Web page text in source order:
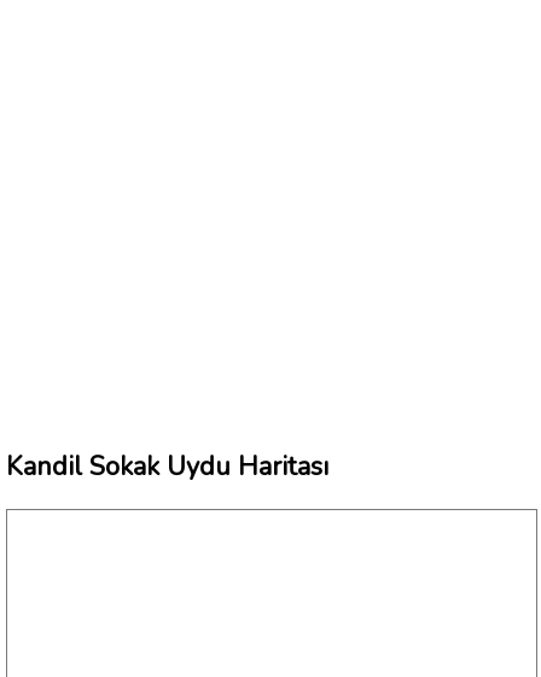
Kandil Sokak Uydu Haritası